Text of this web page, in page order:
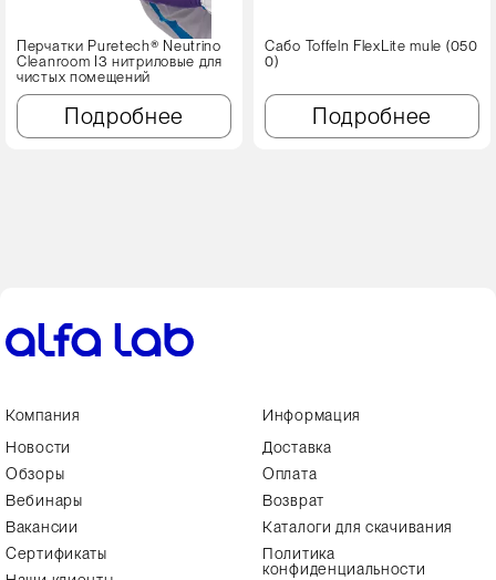
Перчатки Puretech® Neutrino
Cleanroom I3 нитриловые для
чистых помещений
Подробнее
Сабо Toffeln FlexLite mule (050
0)
Подробнее
Компания
Новости
Обзоры
Вебинары
Вакансии
Сертификаты
Информация
Доставка
Оплата
Возврат
Каталоги для скачивания
Политика
конфиденциальности